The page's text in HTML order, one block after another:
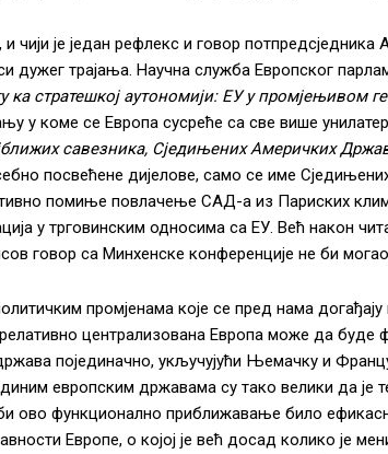
чији је један рефлекс и говор
дужег трајања. Научна служба Европског
ка стратешкој аутономији: ЕУ у промјењивом
у коме се Европа сусреће са све више
савезника, Сједињених Америчких
посвећене дијелове, само се име
помиње повлачење САД-а из Париских
у трговинским односима са ЕУ. Већ након
говор са Минхенске конференције не би
промјенама које се пред нама догађају
централизована Европа може да буде
појединачно, укључујући Њемачку и
европским државама су тако велики да је
ово функционално приближавање било
Европе, о којој је већ досад колико је